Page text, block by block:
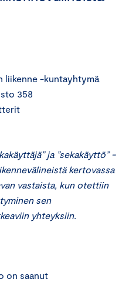
liikenne -kuntayhtymä
358
ja ”sekakäyttö” -
kertovassa
vastaista, kun otettiin
sen
yhteyksiin.
on saanut